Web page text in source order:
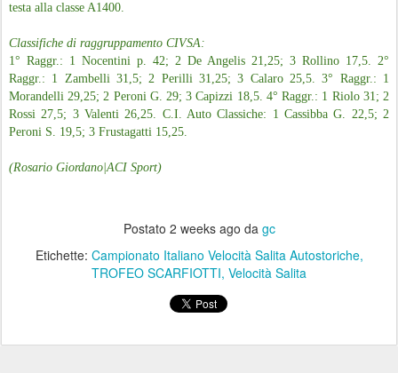
testa alla classe A1400.
Classifiche di raggruppamento CIVSA:
1° Raggr.: 1 Nocentini p. 42; 2 De Angelis 21,25; 3 Rollino 17,5. 2°
Raggr.: 1 Zambelli 31,5; 2 Perilli 31,25; 3 Calaro 25,5. 3° Raggr.: 1
Morandelli 29,25; 2 Peroni G. 29; 3 Capizzi 18,5. 4° Raggr.: 1 Riolo 31; 2
Rossi 27,5; 3 Valenti 26,25. C.I. Auto Classiche: 1 Cassibba G. 22,5; 2
Peroni S. 19,5; 3 Frustagatti 15,25.
(Rosario Giordano|ACI Sport)
Postato 2 weeks ago da gc
Etichette: Campionato Italiano Velocità Salita Autostoriche
TROFEO SCARFIOTTI Velocità Salita